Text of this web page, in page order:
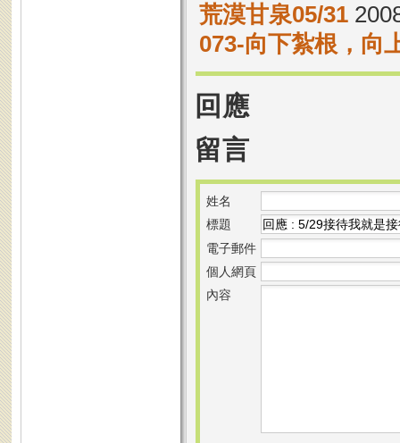
荒漠甘泉05/31
073-向下紮根，向
回應
留言
姓名
標題
電子郵件
個人網頁
內容